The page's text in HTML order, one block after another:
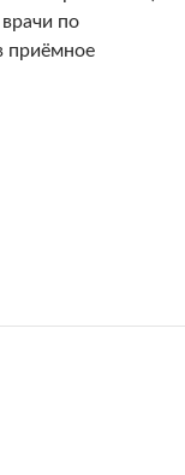
по
приёмное